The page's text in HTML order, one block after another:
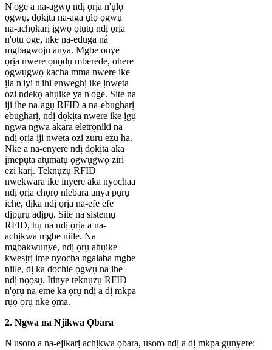
N'oge a na-agwọ ndị ọrịa n'ụlọ
ọgwụ, dọkịta na-aga ụlọ ọgwụ
na-achọkarị ịgwọ ọtụtụ ndị ọrịa
n'otu oge, nke na-eduga ná
mgbagwoju anya. Mgbe onye
ọrịa nwere ọnọdụ mberede, ohere
ọgwụgwọ kacha mma nwere ike
ịla n'iyi n'ihi enweghị ike ịnweta
ozi ndekọ ahụike ya n'oge. Site na
iji ihe na-agụ RFID a na-ebugharị
ebugharị, ndị dọkịta nwere ike ịgụ
ngwa ngwa akara eletrọniki na
ndị ọrịa iji nweta ozi zuru ezu ha.
Nke a na-enyere ndị dọkịta aka
ịmepụta atụmatụ ọgwụgwọ ziri
ezi karị. Teknụzụ RFID
nwekwara ike inyere aka nyochaa
ndị ọrịa chọrọ nlebara anya pụrụ
iche, dịka ndị ọrịa na-efe efe
dịpụrụ adịpụ. Site na sistemụ
RFID, hụ na ndị ọrịa a na-
achịkwa mgbe niile. Na
mgbakwunye, ndị ọrụ ahụike
kwesịrị ime nyocha ngalaba mgbe
niile, dị ka dochie ọgwụ na ihe
ndị nọọsụ. Itinye teknụzụ RFID
n'ọrụ na-eme ka ọrụ ndị a dị mkpa
rụọ ọrụ nke ọma.
2. Ngwa na Njikwa Ọbara
N'usoro a na-ejikarị achịkwa ọbara, usoro ndị a dị mkpa gụnyere: